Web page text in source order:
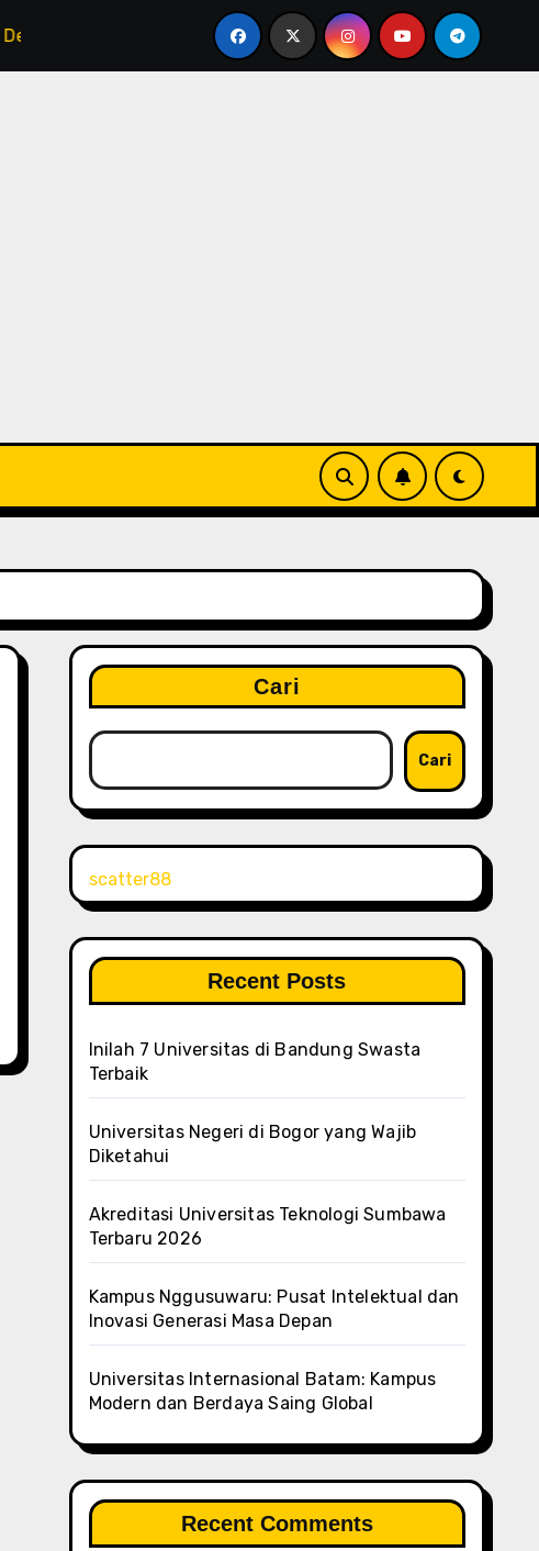
Universitas Internasional Batam: Kampus Modern dan
Cari
Cari
scatter88
Recent Posts
Inilah 7 Universitas di Bandung Swasta
Terbaik
Universitas Negeri di Bogor yang Wajib
Diketahui
Akreditasi Universitas Teknologi Sumbawa
Terbaru 2026
Kampus Nggusuwaru: Pusat Intelektual dan
Inovasi Generasi Masa Depan
Universitas Internasional Batam: Kampus
Modern dan Berdaya Saing Global
Recent Comments